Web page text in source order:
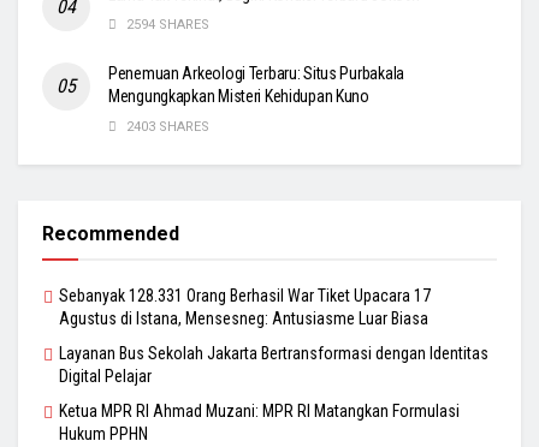
2594 SHARES
Penemuan Arkeologi Terbaru: Situs Purbakala
Mengungkapkan Misteri Kehidupan Kuno
2403 SHARES
Recommended
Sebanyak 128.331 Orang Berhasil War Tiket Upacara 17
Agustus di Istana, Mensesneg: Antusiasme Luar Biasa
Layanan Bus Sekolah Jakarta Bertransformasi dengan Identitas
Digital Pelajar
Ketua MPR RI Ahmad Muzani: MPR RI Matangkan Formulasi
Hukum PPHN